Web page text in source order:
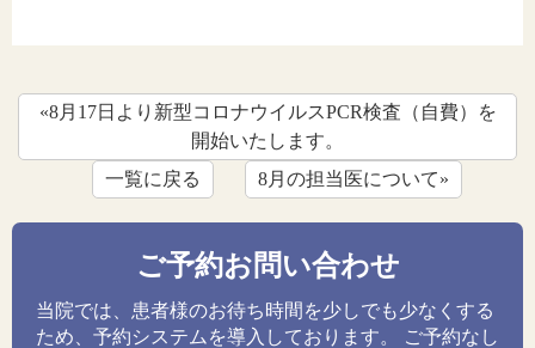
«8月17日より新型コロナウイルスPCR検査（自費）を
開始いたします。
一覧に戻る
8月の担当医について»
ご予約お問い合わせ
当院では、患者様のお待ち時間を少しでも少なくする
ため、予約システムを導入しております。 ご予約なし